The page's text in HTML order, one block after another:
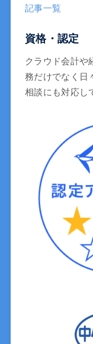
記事一覧
資格・認定
クラウド会計や
務だけでなく日
相談にも対応し